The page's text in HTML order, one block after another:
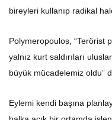
bireyleri kullanıp radikal
Polymeropoulos, “Terörist
yalnız kurt saldırıları
büyük mücadelemiz oldu”
Eylemi kendi başına